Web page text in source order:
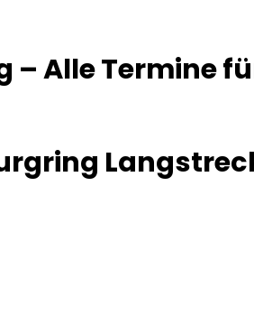
– Alle Termine